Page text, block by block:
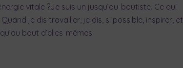
vitale ?Je suis un jusqu’au-boutiste. Ce qui
je dis travailler, je dis, si possible, inspirer, et
bout d’elles-mêmes.